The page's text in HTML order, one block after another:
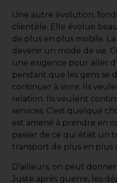
Une autre évolution,
clientèle. Elle évolue
de plus en plus mobile.
devenir un mode de vie.
une exigence pour aller
pendant que les gens se
continuer à vivre. Ils
relation. Ils veulent
services. C’est quelque
est amené à prendre en
passer de ce qui était un
transport de plus en plus
D’ailleurs, on peut
Juste après guerre, les